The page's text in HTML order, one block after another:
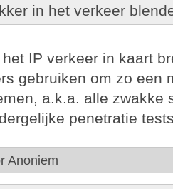
in het verkeer
IP verkeer in kaart
gebruiken om zo een
a.k.a. alle zwakke
penetratie
Anoniem